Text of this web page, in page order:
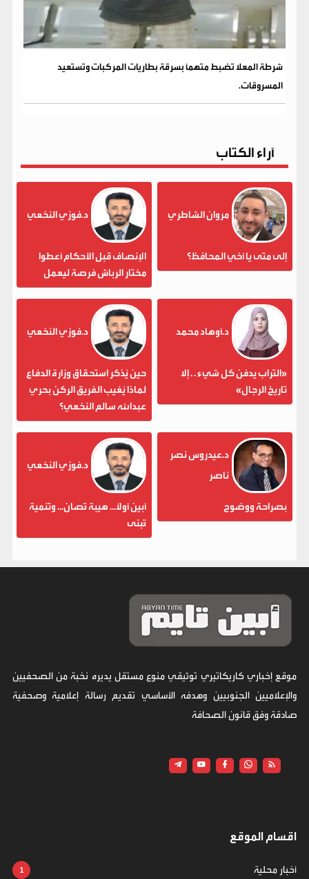
شرطة المعلا تضبط متهماً بسرقة بطاريات المركبات وتستعيد
المسروقات.
آراء الكتاب
مروان الشاطري
إلى متى يا أخي المحافظ؟
د.فوزي النخعي
الإنصاف قبل الأحكام أعطوا
مختار الرباش فرصة ليعمل
د.أوهاد محمد
«التراب يدفن كل شيء . . إلا
تاريخ الرجال»
د.فوزي النخعي
حين يُذكر استحقاق وزارة الدفاع
لماذا يُغيب الفريق الركن بحري
عبدالله سالم النخعي؟
د.عيدروس نصر
ناصر
بصراحة ووضوح
د.فوزي النخعي
أبين أولاً... هيبة تُصان... وتنمية
تُبنى
موقع إخباري كاريكاتيري توثيقي منوع مستقل يديره نخبة من الصحفيين
والإعلاميين الجنوبيين وهدفه الأساسي تقديم رسالة إعلامية وصحفية
صادقة وفق قانون الصحافة
اقسام الموقع
أخبار محلية